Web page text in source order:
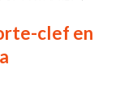
clef en